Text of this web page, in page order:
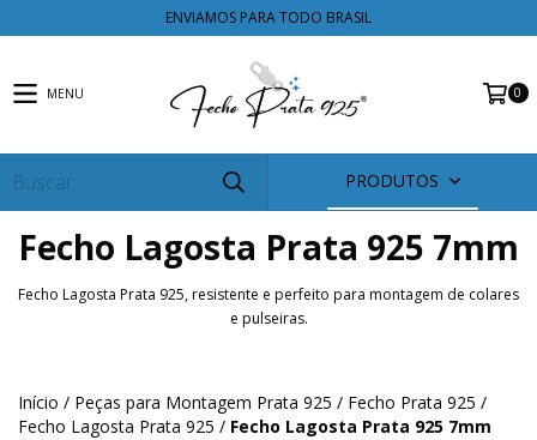
ENVIAMOS PARA TODO BRASIL
MENU 0
PRODUTOS
Fecho Lagosta Prata 925 7mm
Fecho Lagosta Prata 925, resistente e perfeito para montagem de colares
e pulseiras.
Início / Peças para Montagem Prata 925 / Fecho Prata 925 /
Fecho Lagosta Prata 925 / Fecho Lagosta Prata 925 7mm